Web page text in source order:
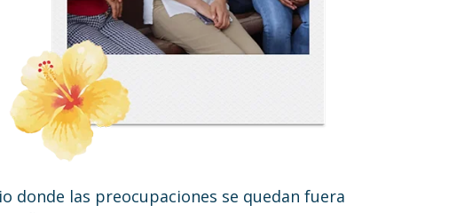
donde las preocupaciones se quedan fuera